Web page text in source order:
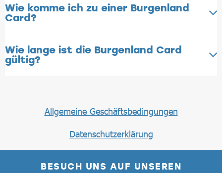
Wie komme ich zu einer Burgenland
Card?
Wie lange ist die Burgenland Card
gültig?
Allgemeine Geschäftsbedingungen
Datenschutzerklärung
BESUCH UNS AUF UNSEREN